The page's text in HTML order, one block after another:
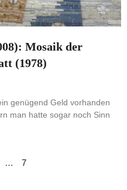
Mosaik der
(1978)
genügend Geld vorhanden
man hatte sogar noch Sinn
… 7